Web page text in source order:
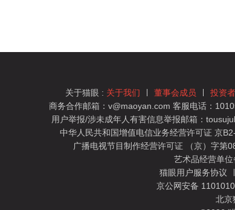
关于猫眼 : 关于我们 董事会成员 投资
商务合作邮箱：v@maoyan.com 客服电话：
用户举报/涉未成年人有害信息举报邮箱：
中华人民共和国增值电信业务经营许可证 京
广播电视节目制作经营许可证 （京）字第
艺术品经营单
猫眼用户服务协议
京公网安备
北京